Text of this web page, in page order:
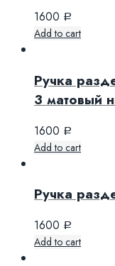
1600 Р
Add to cart
Ручка
3 матовый
1600 Р
Add to cart
Ручка
1600 Р
Add to cart